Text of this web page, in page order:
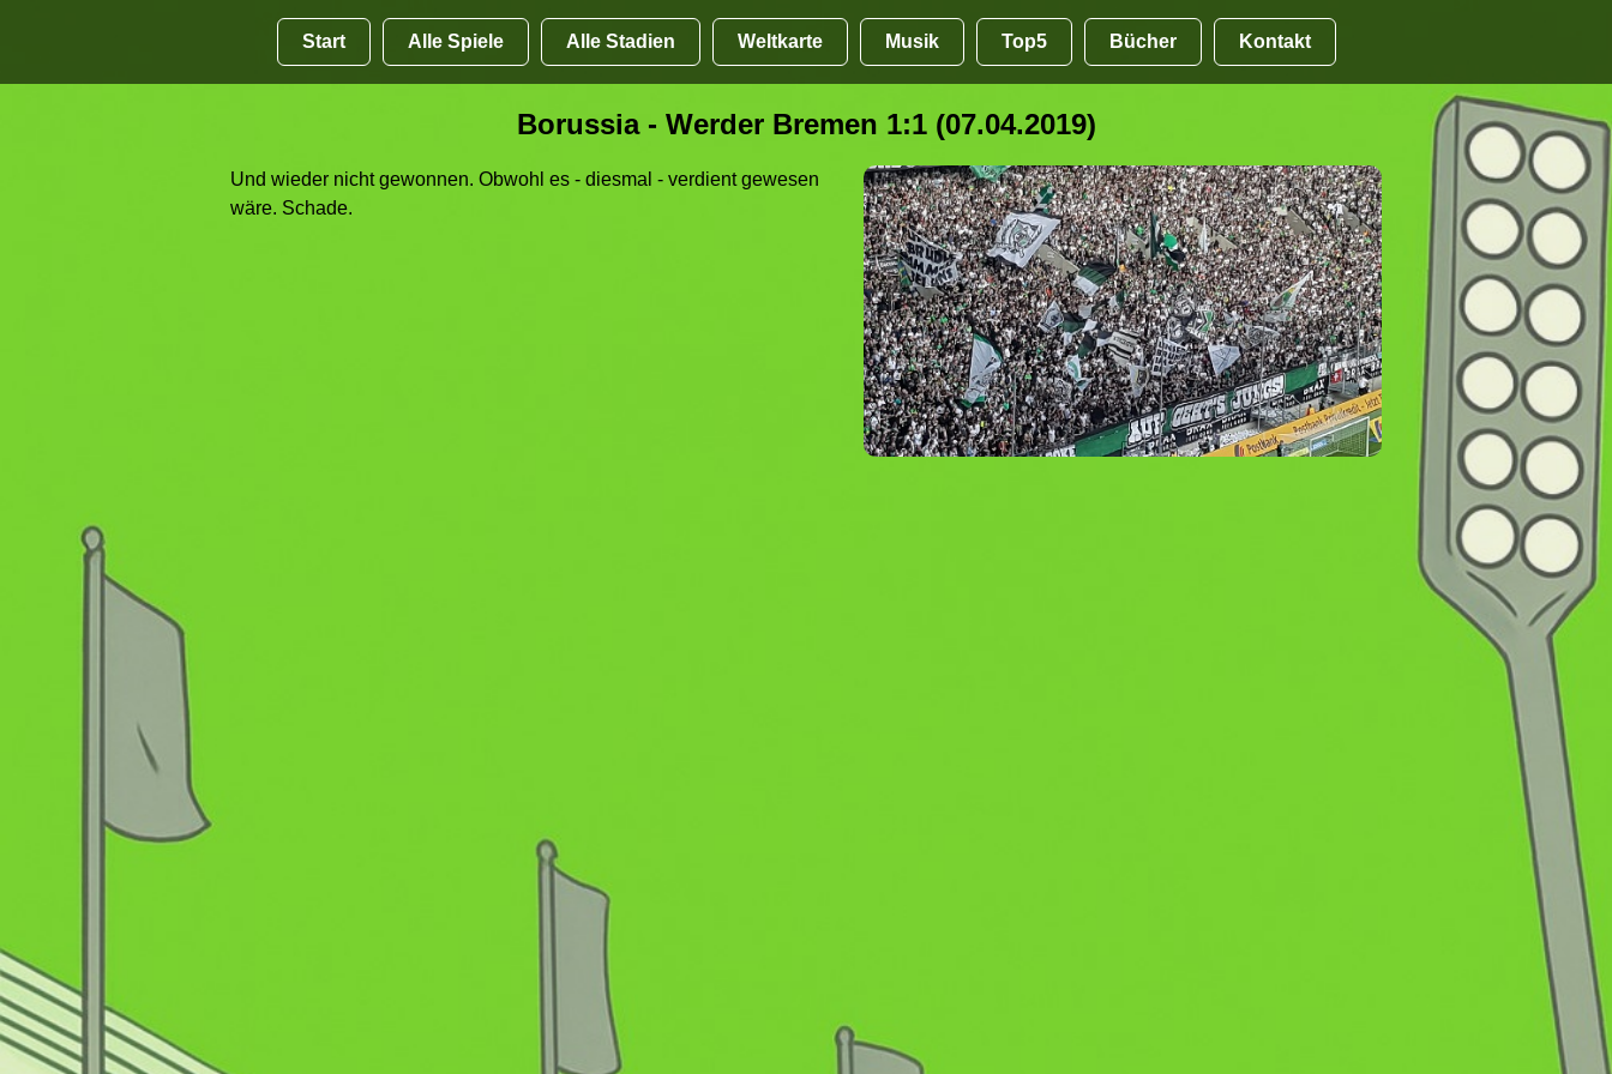
Start Alle Spiele Alle Stadien Weltkarte Musik Top5 Bücher Kontakt
Borussia - Werder Bremen 1:1 (07.04.2019)
Und wieder nicht gewonnen. Obwohl es - diesmal - verdient gewesen
wäre. Schade.